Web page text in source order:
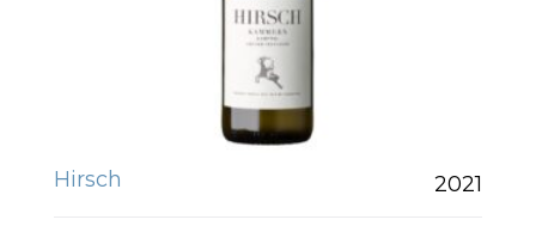
Hirsch 2021